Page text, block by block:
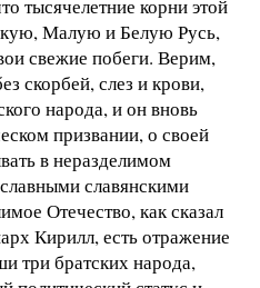
тысячелетние корни этой
Малую и Белую Русь,
свежие побеги. Верим,
скорбей, слез и крови,
народа, и он вновь
призвании, о своей
в неразделимом
славянскими
Отечество, как сказал
Кирилл, есть отражение
три братских народа,